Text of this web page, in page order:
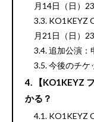
月14日（日）
KO1KEYZ
月21日（日）
追加公演：
今後のチケ
【KO1KEYZ
かる？
KO1KEYZ